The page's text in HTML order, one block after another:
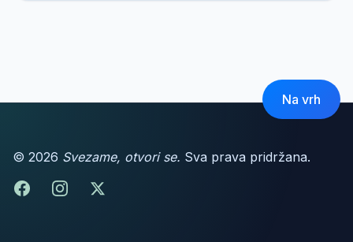
© 2026 Svezame, otvori se. Sva prava pridržana.
Na vrh